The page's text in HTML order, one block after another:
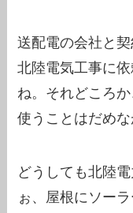
送配電の会社と
北陸電気工事に
ね。それどころ
使うことはだめな
どうしても北陸
ぉ、屋根にソー